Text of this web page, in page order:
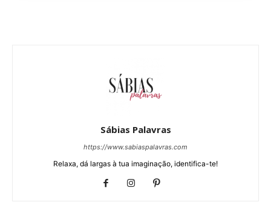
Sábias Palavras
https://www.sabiaspalavras.com
Relaxa, dá largas à tua imaginação, identifica-te!